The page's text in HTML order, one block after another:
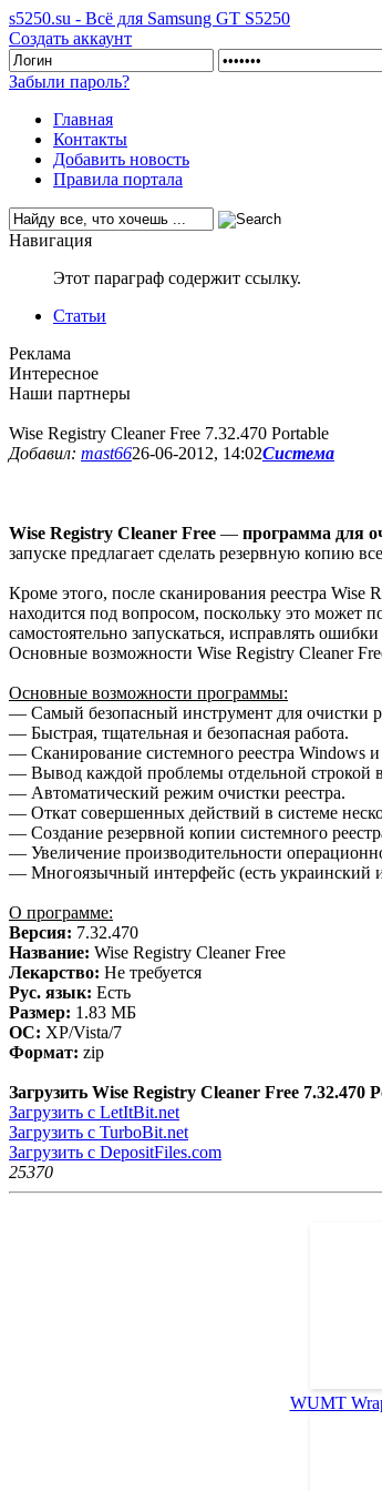
s5250.su - Всё для Samsung GT S5250
Создать аккаунт
Забыли пароль?
Главная
Контакты
Добавить новость
Правила портала
Навигация
Этот параграф содержит ссылку.
Статьи
Реклама
Интересное
Наши партнеры
Wise Registry Cleaner Free 7.32.470 Portable
Добавил: mast6626-06-2012, 14:02Система
Wise Registry Cleaner Free — программа для
запуске предлагает сделать резервную копию
Кроме этого, после сканирования реестра Wise
находится под вопросом, поскольку это может
самостоятельно запускаться, исправлять
Основные возможности Wise Registry Cleaner
Основные возможности программы:
— Самый безопасный инструмент для очистки
— Быстрая, тщательная и безопасная работа.
— Сканирование системного реестра Windows
— Вывод каждой проблемы отдельной строкой
— Автоматический режим очистки реестра.
— Откат совершенных действий в системе
— Создание резервной копии системного
— Увеличение производительности
— Многоязычный интерфейс (есть украинский
О программе:
Версия: 7.32.470
Название: Wise Registry Cleaner Free
Лекарство: Не требуется
Рус. язык: Есть
Размер: 1.83 МБ
ОС: XP/Vista/7
Формат: zip
Загрузить Wise Registry Cleaner Free 7.32.470
Загрузить с LetItBit.net
Загрузить с TurboBit.net
Загрузить с DepositFiles.com
25370
WUMT